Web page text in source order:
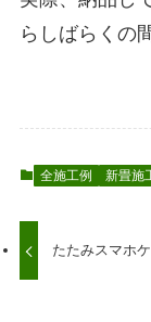
らしばらくの
全施工例 新畳施
たたみスマホ